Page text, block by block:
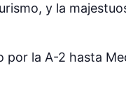
y la
la A-2 hasta